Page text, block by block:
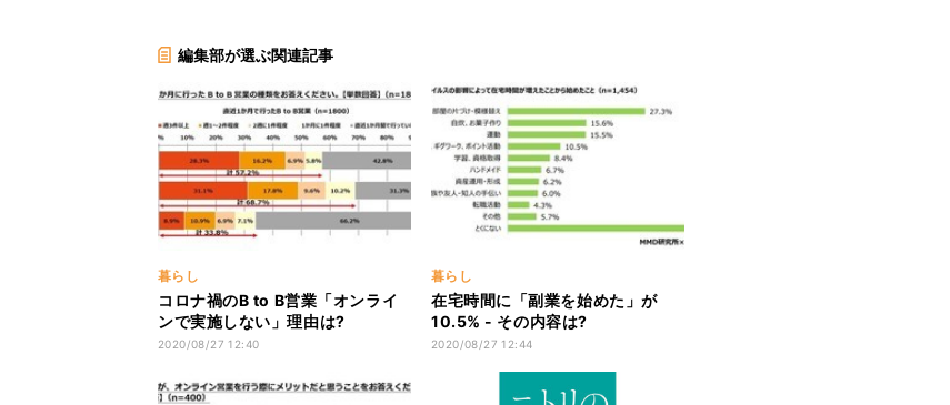
編集部が選ぶ関連記事
暮らし
コロナ禍のB to B営業「オンライ
ンで実施しない」理由は?
2020/08/27 12:40
暮らし
在宅時間に「副業を始めた」が
10.5% - その内容は?
2020/08/27 12:44